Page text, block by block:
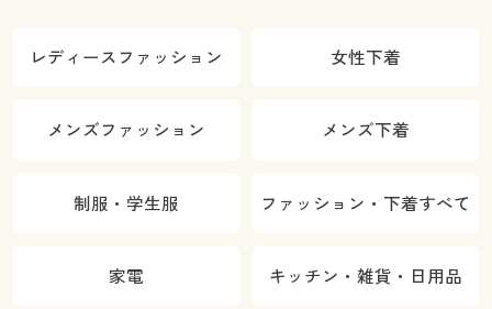
レディースファッション 女性下着
メンズファッション メンズ下着
制服・学生服 ファッション・下着すべて
家電 キッチン・雑貨・日用品